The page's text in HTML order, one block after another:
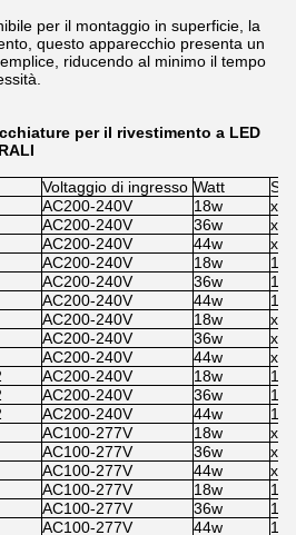
per il montaggio in superficie, la
questo apparecchio presenta un
riducendo al minimo il tempo
per il rivestimento a LED
Voltaggio di ingresso Watt
AC200-240V 18w
x
AC200-240V 36w
x
AC200-240V 44w
x
AC200-240V 18w
AC200-240V 36w
AC200-240V 44w
AC200-240V 18w
x
AC200-240V 36w
x
AC200-240V 44w
x
AC200-240V 18w
AC200-240V 36w
AC200-240V 44w
AC100-277V 18w
x
AC100-277V 36w
x
AC100-277V 44w
x
AC100-277V 18w
AC100-277V 36w
AC100-277V 44w